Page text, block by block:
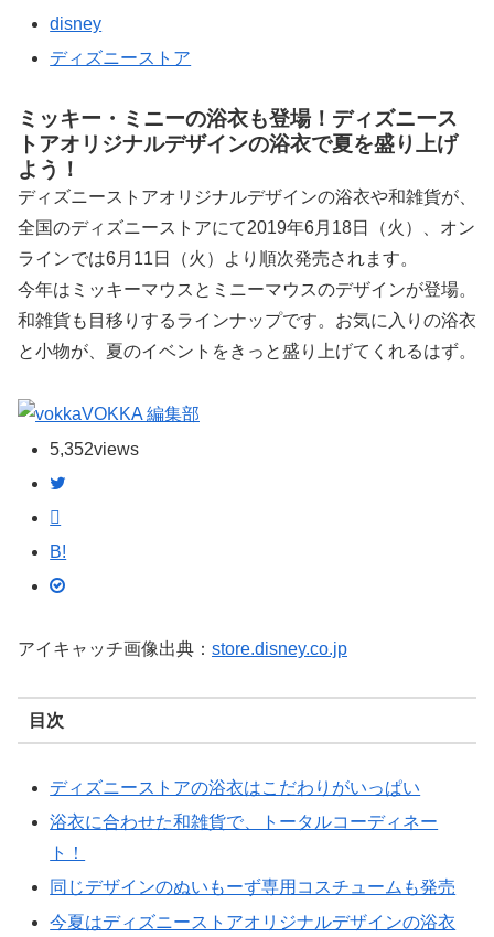
disney
ディズニーストア
ミッキー・ミニーの浴衣も登場！ディズニース
トアオリジナルデザインの浴衣で夏を盛り上げ
よう！
ディズニーストアオリジナルデザインの浴衣や和雑貨が、
全国のディズニーストアにて2019年6月18日（火）、オン
ラインでは6月11日（火）より順次発売されます。
今年はミッキーマウスとミニーマウスのデザインが登場。
和雑貨も目移りするラインナップです。お気に入りの浴衣
と小物が、夏のイベントをきっと盛り上げてくれるはず。
VOKKA 編集部
5,352views
B!
アイキャッチ画像出典： store.disney.co.jp
目次
ディズニーストアの浴衣はこだわりがいっぱい
浴衣に合わせた和雑貨で、トータルコーディネー
ト！
同じデザインのぬいもーず専用コスチュームも発売
今夏はディズニーストアオリジナルデザインの浴衣